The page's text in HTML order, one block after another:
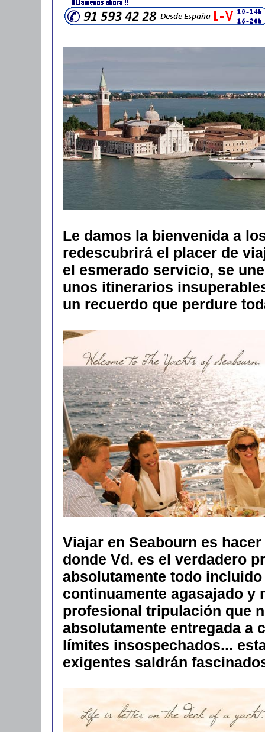
Le damos la bienvenida a
redescubrirá el placer de
el esmerado servicio, se
unos itinerarios
un recuerdo que perdure
Viajar en Seabourn es
donde Vd. es el verdadero
absolutamente todo
continuamente agasajado y
profesional tripulación que
absolutamente entregada a
límites insospechados...
exigentes saldrán